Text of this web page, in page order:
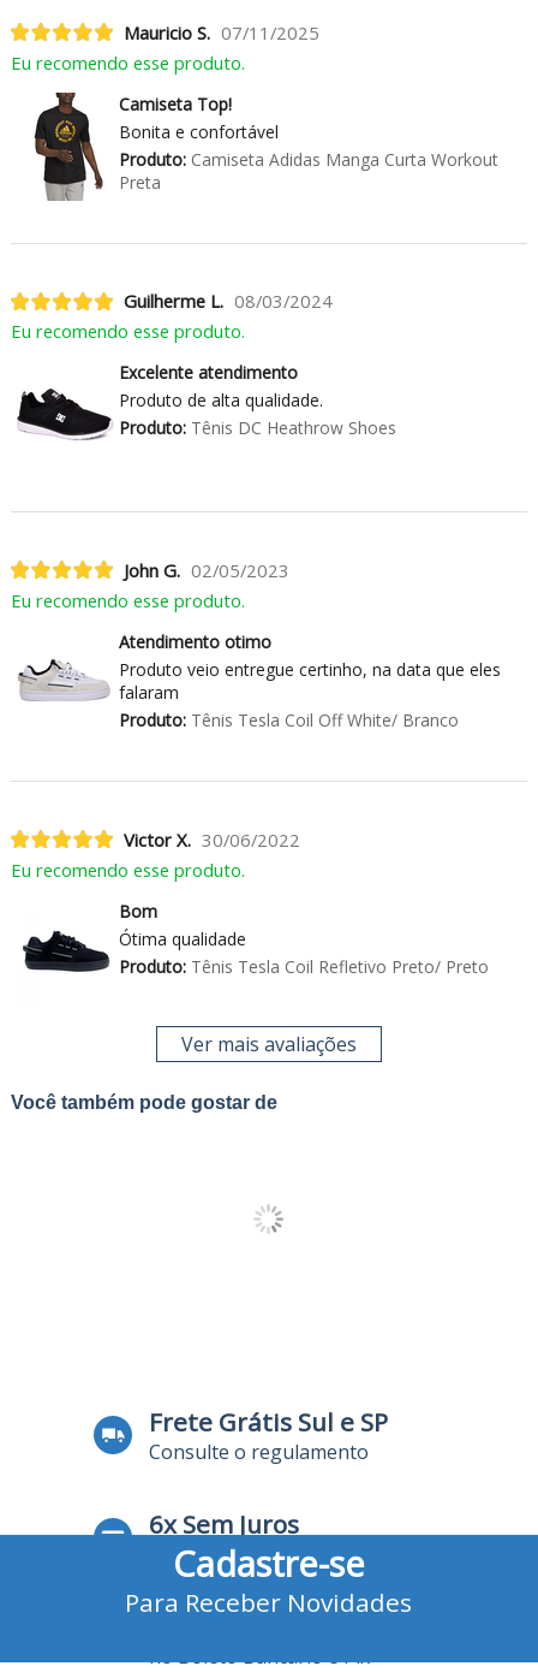
Mauricio S. 07/11/2025
Eu recomendo esse produto.
Camiseta Top!
Bonita e confortável
Produto:Camiseta Adidas Manga Curta Workout
Preta
Guilherme L. 08/03/2024
Eu recomendo esse produto.
Excelente atendimento
Produto de alta qualidade.
Produto:Tênis DC Heathrow Shoes
John G. 02/05/2023
Eu recomendo esse produto.
Atendimento otimo
Produto veio entregue certinho, na data que eles
falaram
Produto:Tênis Tesla Coil Off White/ Branco
Victor X. 30/06/2022
Eu recomendo esse produto.
Bom
Ótima qualidade
Produto:Tênis Tesla Coil Refletivo Preto/ Preto
Ver mais avaliações
Você também pode gostar de
Frete Grátis Sul e SP
Consulte o regulamento
6x Sem Juros
no Cartão de Crédito
no Boleto Bancário e Pix
Cadastre-se
Para Receber Novidades